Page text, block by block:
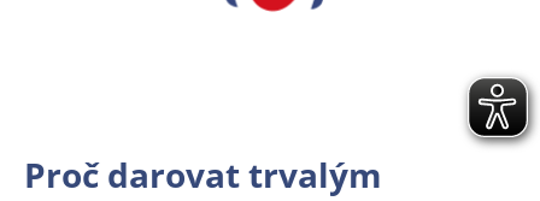
Proč darovat trvalým